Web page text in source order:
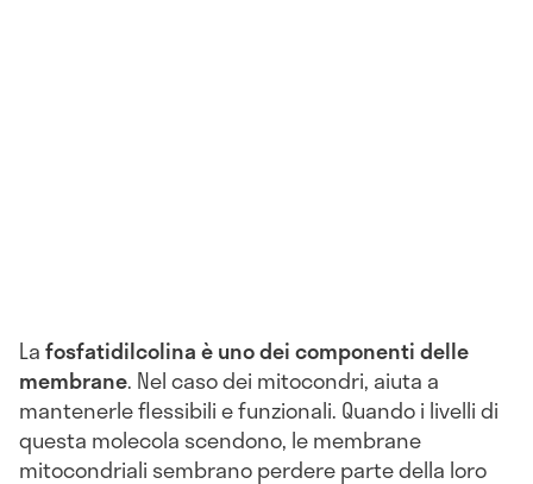
Lafosfatidilcolina è uno dei componenti delle
membrane. Nel caso dei mitocondri, aiuta a
mantenerle flessibili e funzionali. Quando i livelli di
questa molecola scendono, le membrane
mitocondriali sembrano perdere parte della loro